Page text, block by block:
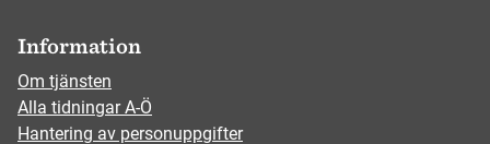
Information
Om tjänsten
Alla tidningar A-Ö
Hantering av personuppgifter